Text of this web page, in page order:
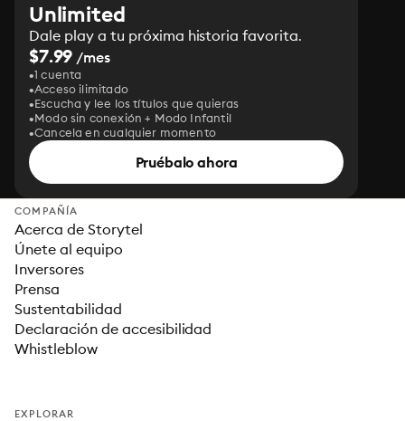
Unlimited
Dale play a tu próxima historia favorita.
$7.99 /mes
1 cuenta
Acceso ilimitado
Escucha y lee los títulos que quieras
Modo sin conexión + Modo Infantil
Cancela en cualquier momento
Pruébalo ahora
COMPAÑÍA
Acerca de Storytel
Únete al equipo
Inversores
Prensa
Sustentabilidad
Declaración de accesibilidad
Whistleblow
EXPLORAR